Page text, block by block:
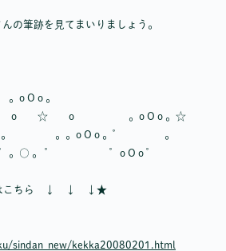
の筆跡を見てまいりましょう。
O o 。
o ☆ o 。o O o 。☆
。 。。o O o 。゜ 。
。○ 。 ゜ ゜o O o ゜
はこちら ↓ ↓ ↓★
sindan_new/kekka20080201.html